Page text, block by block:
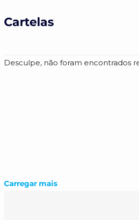
Cartelas
Desculpe, não foram encontrados
Carregar mais